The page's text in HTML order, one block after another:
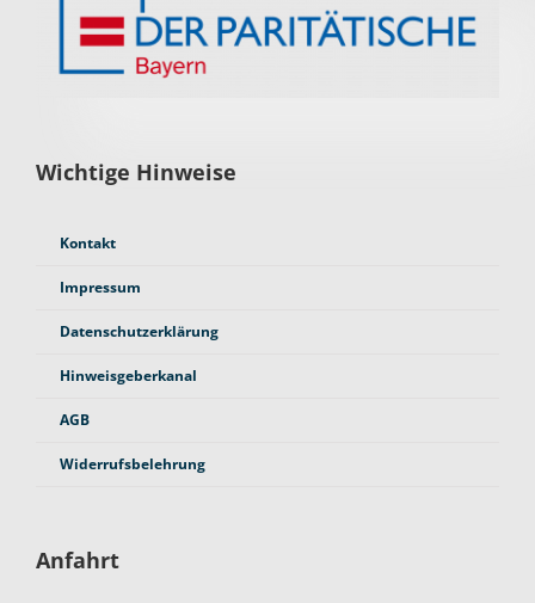
Wichtige Hinweise
Kontakt
Impressum
Datenschutzerklärung
Hinweisgeberkanal
AGB
Widerrufsbelehrung
Anfahrt